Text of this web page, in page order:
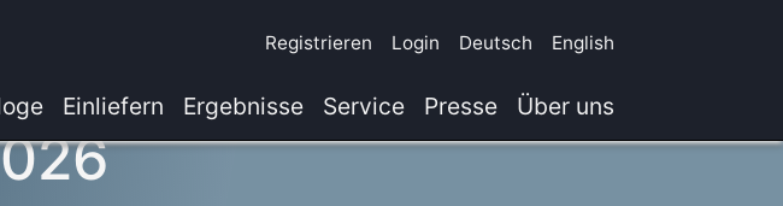
Registrieren Login Deutsch English
Einliefern Ergebnisse Service Presse Über uns